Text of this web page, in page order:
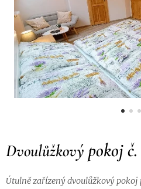
Dvoulůžkový pokoj
Útulně zařízený dvoulůžkový pokoj